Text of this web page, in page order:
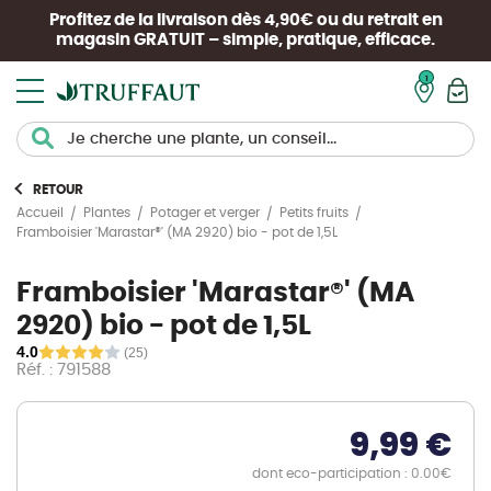
Profitez de la livraison dès 4,90€ ou du retrait en
magasin GRATUIT – simple, pratique, efficace.
RETOUR
Accueil
Plantes Potager et verger
Petits fruits
Framboisier 'Marastar®' (MA 2920) bio - pot de 1,5L
Framboisier 'Marastar®' (MA
2920) bio - pot de 1,5L
4.0 (25)
Réf. : 791588
9,99 €
dont eco-participation : 0.00€